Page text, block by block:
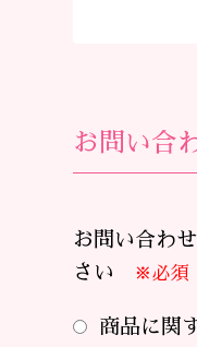
お問い合
お問い合わ
さい
※必須
商品に関